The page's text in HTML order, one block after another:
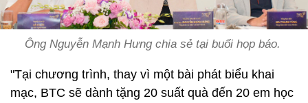
Ông Nguyễn Mạnh Hưng chia sẻ tại buổi họp báo.
"Tại chương trình, thay vì một bài phát biểu khai
mạc, BTC sẽ dành tặng 20 suất quà đến 20 em học